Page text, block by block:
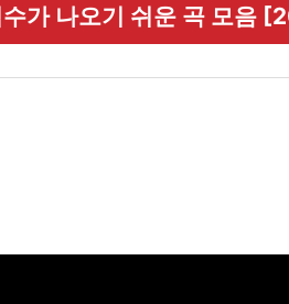
가 나오기 쉬운 곡 모음